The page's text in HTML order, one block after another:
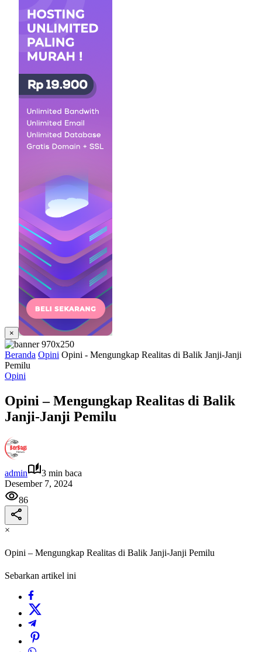
×
Beranda Opini Opini - Mengungkap Realitas di Balik Janji-Janji
Pemilu
Opini
Opini – Mengungkap Realitas di Balik
Janji-Janji Pemilu
admin
3 min baca
Desember 7, 2024
86
×
Opini – Mengungkap Realitas di Balik Janji-Janji Pemilu
Sebarkan artikel ini